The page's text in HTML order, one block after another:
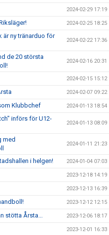
2024-02-29 17:19
2024-02-25 18:25
är ny tränarduo för
2024-02-22 17:36
de 20 största
2024-02-16 20:31
2024-02-15 15:12
2024-02-07 09:22
Klubbchef 2024-01-13 18:54
införs för U12-
2024-01-13 08:09
med
2024-01-11 21:23
i helgen! 2024-01-04 07:03
2023-12-18 14:19
2023-12-13 16:39
2023-12-12 12:15
stötta Årsta... 2023-12-06 18:17
2023-12-01 16:33